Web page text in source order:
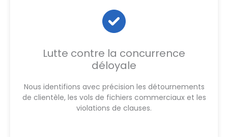
Lutte contre la concurrence
déloyale
Nous identifions avec précision les détournements
de clientèle, les vols de fichiers commerciaux et les
violations de clauses.